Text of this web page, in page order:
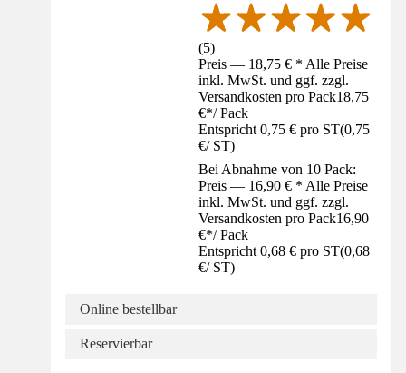
(5)
Preis — 18,75 € * Alle Preise
inkl. MwSt. und ggf. zzgl.
Versandkosten pro Pack18,75
€*/ Pack
Entspricht 0,75 € pro ST(0,75
€/ ST)
Bei Abnahme von 10 Pack:
Preis — 16,90 € * Alle Preise
inkl. MwSt. und ggf. zzgl.
Versandkosten pro Pack16,90
€*/ Pack
Entspricht 0,68 € pro ST(0,68
€/ ST)
Online bestellbar
Reservierbar